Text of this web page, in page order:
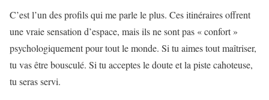
C’est l’un des profils qui me parle le plus. Ces itinéraires offrent
une vraie sensation d’espace, mais ils ne sont pas « confort »
psychologiquement pour tout le monde. Si tu aimes tout maîtriser,
tu vas être bousculé. Si tu acceptes le doute et la piste cahoteuse,
tu seras servi.